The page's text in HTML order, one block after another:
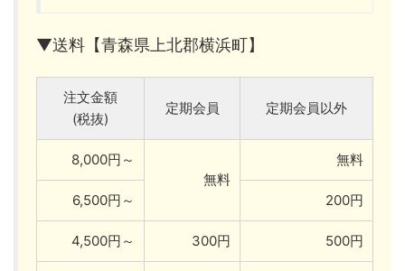
▼送料【青森県上北郡横浜町】
注文金額
(税抜)
定期会員 定期会員以外
8,000円～
無料
無料
6,500円～ 200円
4,500円～ 300円 500円